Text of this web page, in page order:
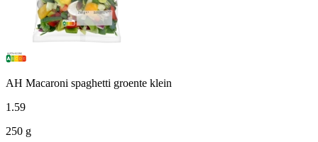
AH Macaroni spaghetti groente klein
1.59
250 g